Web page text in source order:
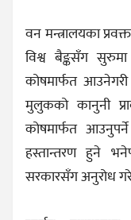
वन मन्त्रालयका
विश्व बैङ्कसँग
कोषमार्फत
मुलुकको कानुनी
कोषमार्फत
हस्तान्तरण हुने
सरकारसँग अनुरोध